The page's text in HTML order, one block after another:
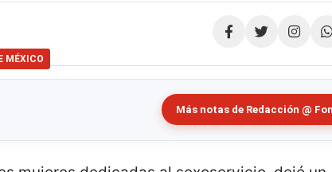
Compartir
MÉXICO
Más notas de Redacción @